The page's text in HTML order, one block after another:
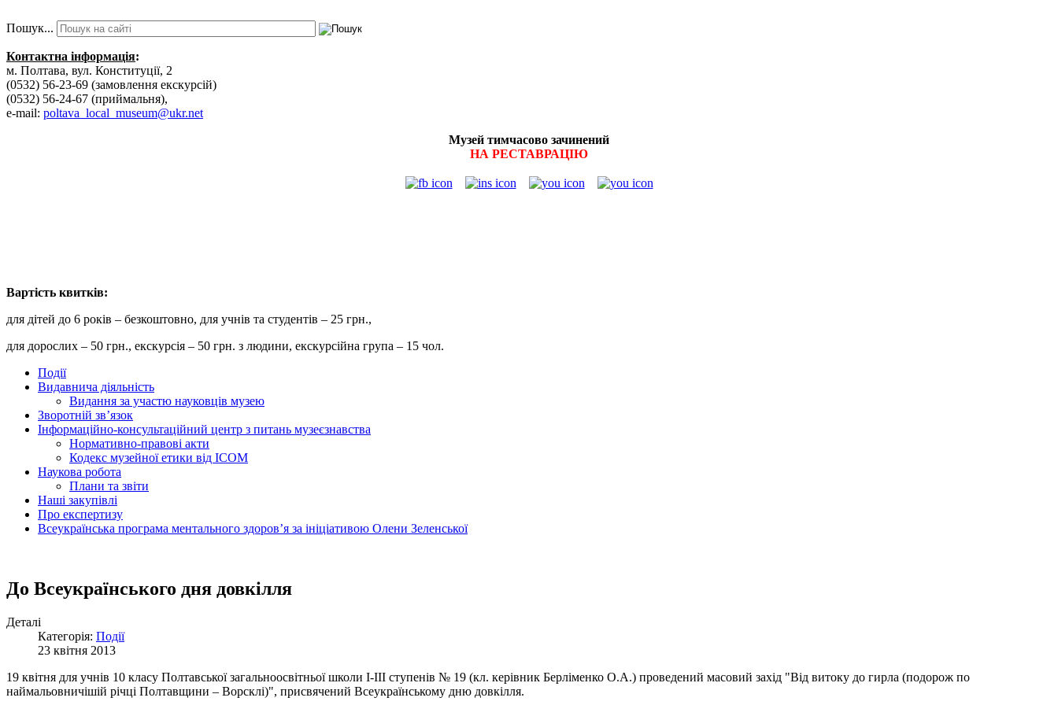
Пошук...
Контактна інформація:
м. Полтава, вул. Конституції, 2
(0532) 56-23-69 (замовлення екскурсій)
(0532) 56-24-67 (приймальня),
e-mail: poltava_local_museum@ukr.net
Музей тимчасово зачинений
НА РЕСТАВРАЦІЮ
Вартість квитків:
для дітей до 6 років – безкоштовно, для учнів та студентів – 25 грн.,
для дорослих – 50 грн., екскурсія – 50 грн. з людини, екскурсійна група – 15 чол.
Події
Видавнича діяльність
Видання за участю науковців музею
Зворотній зв’язок
Інформаційно-консультаційний центр з питань музеєзнавства
Нормативно-правові акти
Кодекс музейної етики від ІСОМ
Наукова робота
Плани та звіти
Наші закупівлі
Про експертизу
Всеукраїнська програма ментального здоров’я за ініціативою Олени Зеленської
До Всеукраїнського дня довкілля
Деталі
Категорія: Події
23 квітня 2013
19 квітня для учнів 10 класу Полтавської загальноосвітньої школи І-ІІІ ступенів № 19 (кл. керівник Берліменко О.А.) проведений масовий захід "Від витоку до гирла (подорож по
наймальовничішій річці Полтавщини – Ворсклі)", присвячений Всеукраїнському дню довкілля.